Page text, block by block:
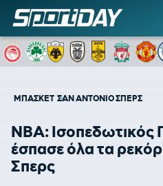
ΜΠΑΣΚΕΤ ΣΑΝ ΑΝΤΟΝΙΟ ΣΠΕΡΣ
ΝΒΑ: Ισοπεδωτικός
έσπασε όλα τα
Σπερς